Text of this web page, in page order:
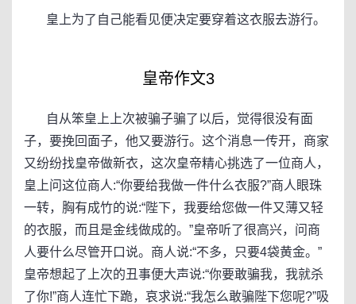
皇上为了自己能看见便决定要穿着这衣服去游行。
皇帝作文3
自从笨皇上上次被骗子骗了以后，觉得很没有面
子，要挽回面子，他又要游行。这个消息一传开，商家
又纷纷找皇帝做新衣，这次皇帝精心挑选了一位商人，
皇上问这位商人:“你要给我做一件什么衣服?”商人眼珠
一转，胸有成竹的说:“陛下，我要给您做一件又薄又轻
的衣服，而且是金线做成的。”皇帝听了很高兴，问商
人要什么尽管开口说。商人说:“不多，只要4袋黄金。”
皇帝想起了上次的丑事便大声说:“你要敢骗我，我就杀
了你!”商人连忙下跪，哀求说:“我怎么敢骗陛下您呢?”吸